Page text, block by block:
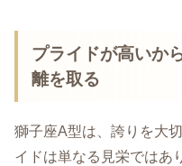
プライドが高いか
離を取る
獅子座A型は、誇りを大
イドは単なる見栄ではあ